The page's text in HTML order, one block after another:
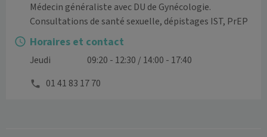
Médecin généraliste avec DU de Gynécologie.
Horaires et contact
Jeudi
09:20 - 12:30 / 14:00 - 17:40
01 41 83 17 70